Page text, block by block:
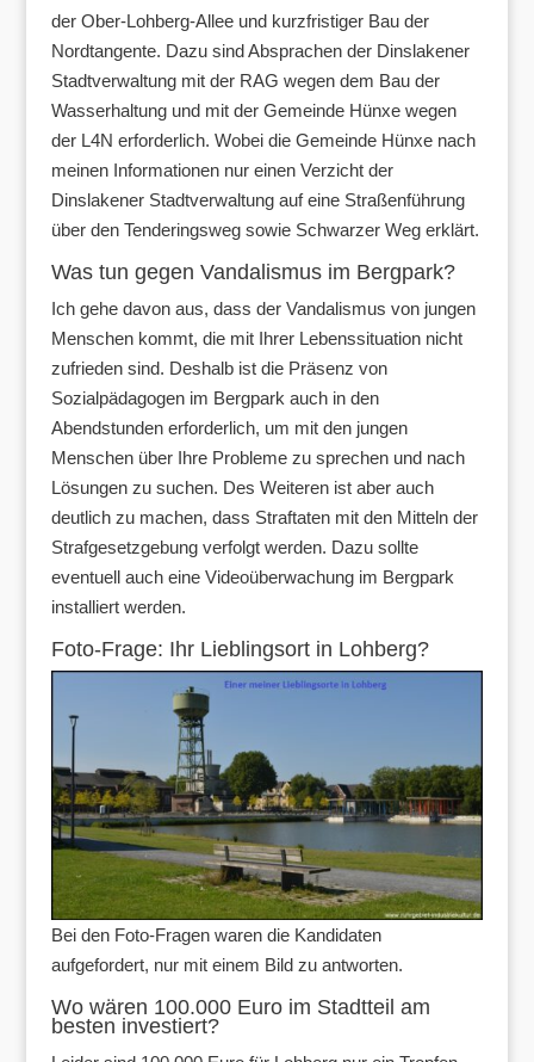
der Ober-Lohberg-Allee und kurzfristiger Bau der
Nordtangente. Dazu sind Absprachen der Dinslakener
Stadtverwaltung mit der RAG wegen dem Bau der
Wasserhaltung und mit der Gemeinde Hünxe wegen
der L4N erforderlich. Wobei die Gemeinde Hünxe nach
meinen Informationen nur einen Verzicht der
Dinslakener Stadtverwaltung auf eine Straßenführung
über den Tenderingsweg sowie Schwarzer Weg erklärt.
Was tun gegen Vandalismus im Bergpark?
Ich gehe davon aus, dass der Vandalismus von jungen
Menschen kommt, die mit Ihrer Lebenssituation nicht
zufrieden sind. Deshalb ist die Präsenz von
Sozialpädagogen im Bergpark auch in den
Abendstunden erforderlich, um mit den jungen
Menschen über Ihre Probleme zu sprechen und nach
Lösungen zu suchen. Des Weiteren ist aber auch
deutlich zu machen, dass Straftaten mit den Mitteln der
Strafgesetzgebung verfolgt werden. Dazu sollte
eventuell auch eine Videoüberwachung im Bergpark
installiert werden.
Foto-Frage: Ihr Lieblingsort in Lohberg?
Bei den Foto-Fragen waren die Kandidaten
aufgefordert, nur mit einem Bild zu antworten.
Wo wären 100.000 Euro im Stadtteil am
besten investiert?